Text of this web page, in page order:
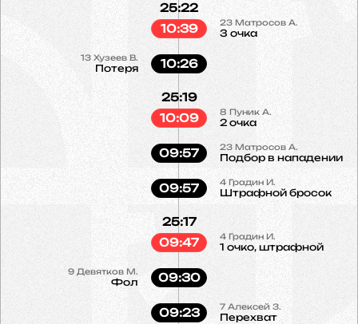
23Матросов А.
3 очка
25:22
10:39
13 Хузеев В.
Потеря 10:26
8 Пуник А.
2 очка
25:19
10:09
23 Матросов А.
Подбор в нападении
09:57
4 Градин И.
Штрафной бросок
09:57
4 Градин И.
1 очко, штрафной
25:17
09:47
9 Девятков М.
Фол 09:30
7 Алексей З.
Перехват
09:23